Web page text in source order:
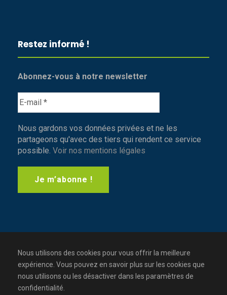
Restez informé !
Abonnez-vous à notre newsletter
Nous gardons vos données privées et ne les
partageons qu'avec des tiers qui rendent ce service
possible. Voir nos mentions légales
Nous utilisons des cookies pour vous offrir la meilleure
expérience. Vous pouvez en savoir plus sur les cookies que
nous utilisons ou les désactiver dans les paramètres de
confidentialité.